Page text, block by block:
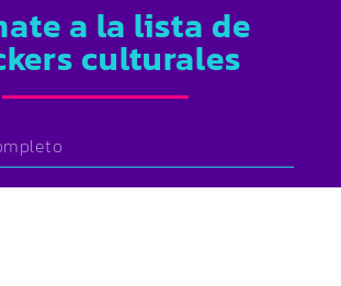
a la lista de
culturales